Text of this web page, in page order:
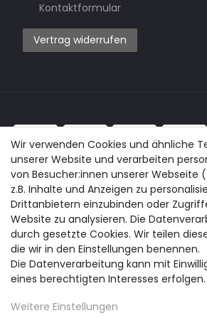
Kontaktformular
Vertrag widerrufen
Wir verwenden Cookies und ähnliche
unserer Website und verarbeiten
von Besucher:innen unserer Webseite
z.B. Inhalte und Anzeigen zu
Drittanbietern einzubinden oder
Website zu analysieren. Die
durch gesetzte Cookies. Wir teilen
die wir in den Einstellungen benennen.
Die Datenverarbeitung kann mit
eines berechtigten Interesses
nicht einzuwilligen und die Einwilligung
Weitere Einstellungen